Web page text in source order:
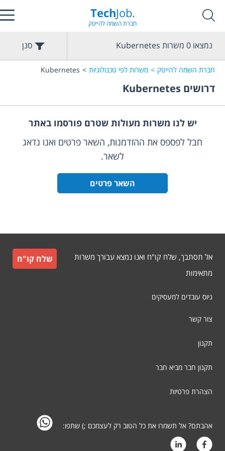
TechJob.
חברת השמה להייטק
חברת השמה להייטק משרות לפי טכנולוגיות Kubernetes
דרושים Kubernetes
נמצאו 0 משרות Kubernetes סנן
יש לנו משרות מעולות שטרם פורסמו באתר
חבל לפספס את ההזדמנות, השאר פרטים ואנו נדאג
לשאר.
השאר פרטים
אל תסתבך, שלח קו"ח ואנו נמצא עבורך משרות
מתאימות
שלח קו"ח
גיוס עובדים למעסיקים
צור קשר
תקנון
תקנון חבר מביא חבר
הצהרת פרטיות
אהבתם? אל תשמרו את כל הטוב רק לעצמכם ;) שתפו: